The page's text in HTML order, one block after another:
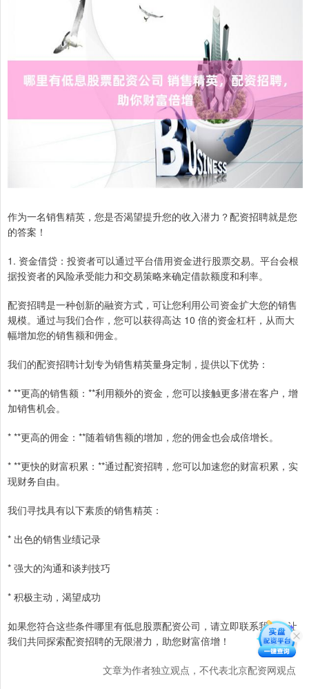
作为一名销售精英，您是否渴望提升您的收入潜力？配资招聘就是您
的答案！
1. 资金借贷：投资者可以通过平台借用资金进行股票交易。平台会根
据投资者的风险承受能力和交易策略来确定借款额度和利率。
配资招聘是一种创新的融资方式，可让您利用公司资金扩大您的销售
规模。通过与我们合作，您可以获得高达 10 倍的资金杠杆，从而大
幅增加您的销售额和佣金。
我们的配资招聘计划专为销售精英量身定制，提供以下优势：
* **更高的销售额：**利用额外的资金，您可以接触更多潜在客户，增
加销售机会。
* **更高的佣金：**随着销售额的增加，您的佣金也会成倍增长。
* **更快的财富积累：**通过配资招聘，您可以加速您的财富积累，实
现财务自由。
我们寻找具有以下素质的销售精英：
* 出色的销售业绩记录
* 强大的沟通和谈判技巧
* 积极主动，渴望成功
如果您符合这些条件哪里有低息股票配资公司，请立即联系我们。让
我们共同探索配资招聘的无限潜力，助您财富倍增！
文章为作者独立观点，不代表北京配资网观点